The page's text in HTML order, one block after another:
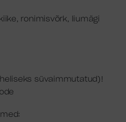
ronimisvõrk, liumägi
süvaimmutatud)!